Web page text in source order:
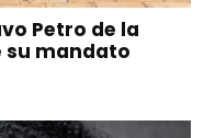
Petro de la
su mandato